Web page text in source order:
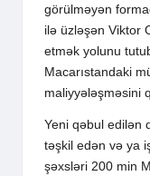
görülməyən
ilə üzləşən Viktor
etmək yolunu
Macarıstandaki
maliyyələşməsini
Yeni qəbul edilən
təşkil edən və ya
şəxsləri 200 min